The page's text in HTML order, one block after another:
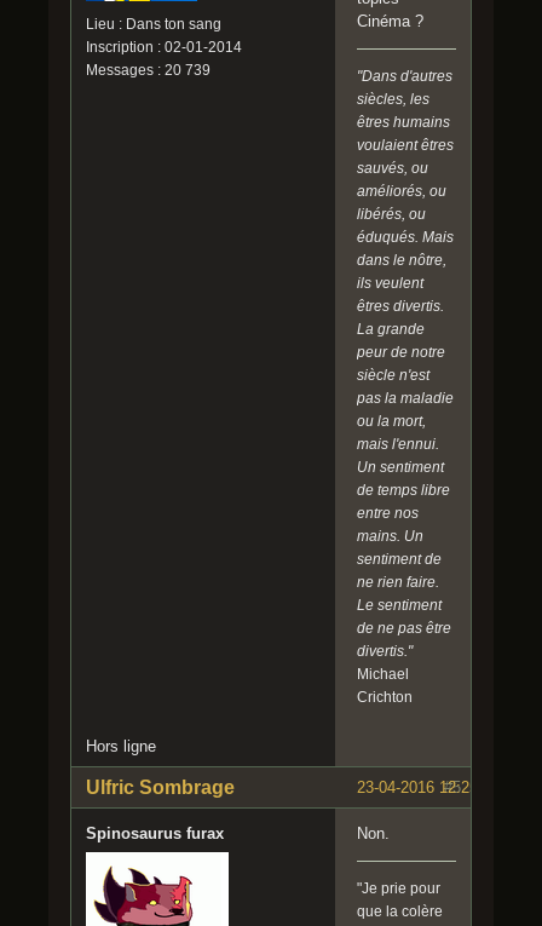
Lieu : Dans ton sang
Inscription : 02-01-2014
Messages : 20 739
Cinéma ?
"Dans d'autres
siècles, les
êtres humains
voulaient êtres
sauvés, ou
améliorés, ou
libérés, ou
éduqués. Mais
dans le nôtre,
ils veulent
êtres divertis.
La grande
peur de notre
siècle n'est
pas la maladie
ou la mort,
mais l'ennui.
Un sentiment
de temps libre
entre nos
mains. Un
sentiment de
ne rien faire.
Le sentiment
de ne pas être
divertis."
Michael
Crichton
Hors ligne
#5
23-04-2016 12:25:21
Ulfric Sombrage
Spinosaurus furax Non.
"Je prie pour
que la colère